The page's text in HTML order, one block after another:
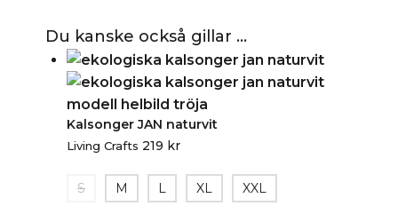
Du kanske också gillar …
Kalsonger JAN naturvit
Living Crafts 219 kr
S M L XL XXL